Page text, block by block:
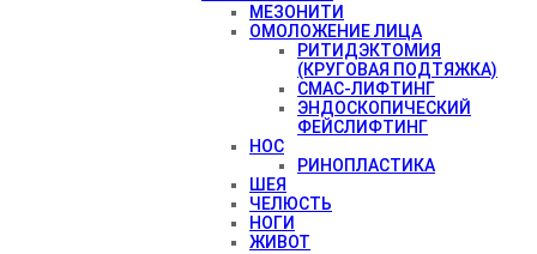
МЕЗОНИТИ
ОМОЛОЖЕНИЕ ЛИЦА
РИТИДЭКТОМИЯ
(КРУГОВАЯ ПОДТЯЖКА)
СМАС-ЛИФТИНГ
ЭНДОСКОПИЧЕСКИЙ
ФЕЙСЛИФТИНГ
НОС
РИНОПЛАСТИКА
ШЕЯ
ЧЕЛЮСТЬ
НОГИ
ЖИВОТ